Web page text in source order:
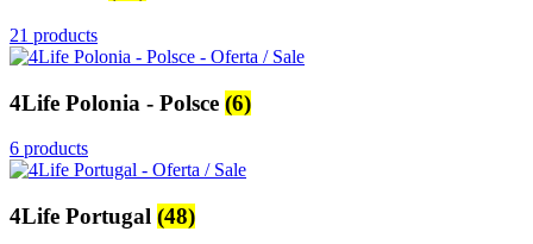
21 products
4Life Polonia - Polsce (6)
6 products
4Life Portugal (48)